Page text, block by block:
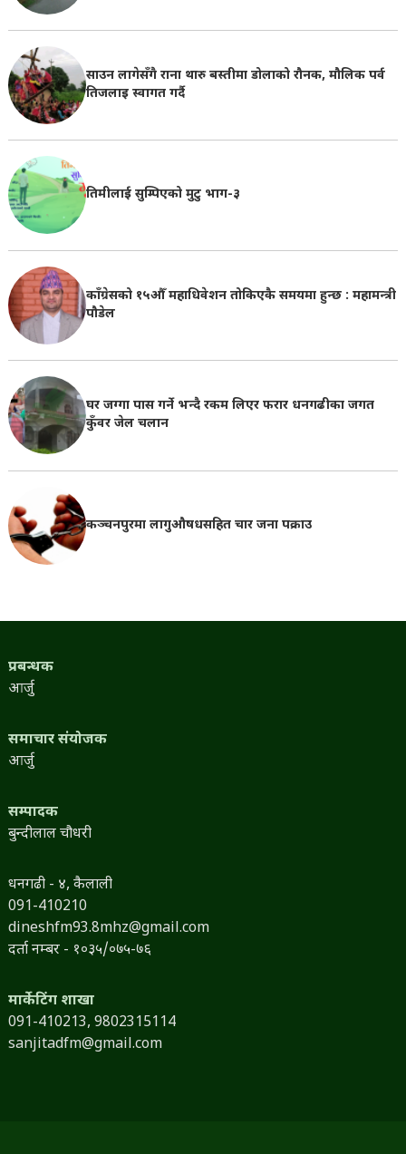
साउन लागेसँगै राना थारु बस्तीमा डोलाको रौनक, मौलिक पर्व
तिजलाइ स्वागत गर्दै
तिमीलाई सुम्पिएको मुटु भाग-३
काँग्रेसको १५औँ महाधिवेशन तोकिएकै समयमा हुन्छ : महामन्त्री
पौडेल
घर जग्गा पास गर्ने भन्दै रकम लिएर फरार धनगढीका जगत
कुँवर जेल चलान
कञ्चनपुरमा लागुऔषधसहित चार जना पक्राउ
प्रबन्धक
आर्जु
समाचार संयोजक
आर्जु
सम्पादक
बुन्दीलाल चौधरी
धनगढी - ४, कैलाली
091-410210
dineshfm93.8mhz@gmail.com
दर्ता नम्बर - १०३५/०७५-७६
मार्केटिंग शाखा
091-410213, 9802315114
sanjitadfm@gmail.com